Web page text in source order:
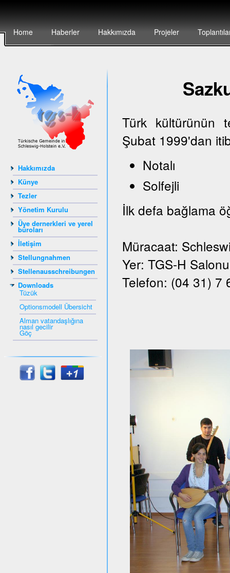
Home Haberler Hakkımızda Projeler
Hakkımızda
Künye
Tezler
Yönetim Kurulu
Üye dernerkleri ve yerel
büroları
İletişim
Stellungnahmen
Stellenausschreibungen
Downloads
Tüzük
Optionsmodell Übersicht
Alman vatandaşlığına
nasıl gecilir
Göç
Türk kültürünün
Şubat 1999'dan
Notalı
Solfejli
İlk defa bağlama
Müracaat:
Yer: TGS-H
Telefon: (04 31) 7